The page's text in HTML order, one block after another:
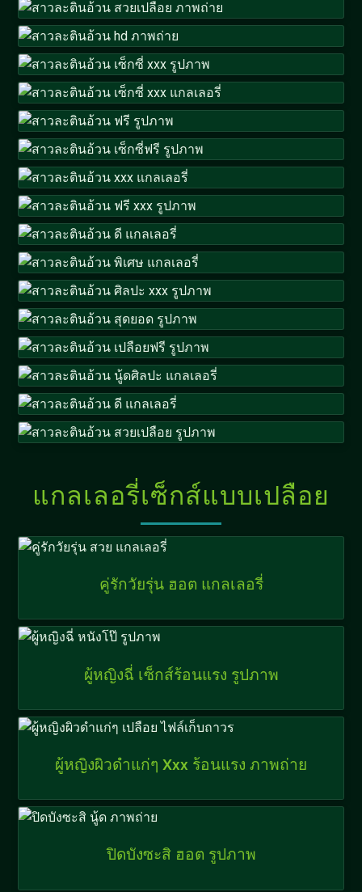
แกลเลอรี่เซ็กส์แบบเปลือย
คู่รักวัยรุ่น ฮอต แกลเลอรี่
ผู้หญิงฉี่ เซ็กส์ร้อนแรง รูปภาพ
ผู้หญิงผิวดำแก่ๆ Xxx ร้อนแรง ภาพถ่าย
ปิดบังซะสิ ฮอต รูปภาพ